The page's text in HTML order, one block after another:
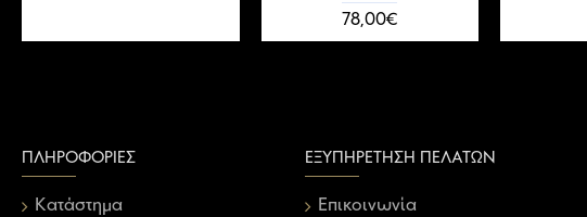
78,00€
ΠΛΗΡΟΦΟΡΊΕΣ
Κατάστημα
ΕΞΥΠΗΡΈΤΗΣΗ ΠΕΛΑΤΏΝ
Επικοινωνία